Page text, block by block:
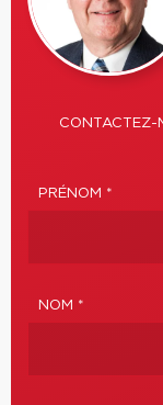
CONTACTEZ-
PRÉNOM *
NOM *